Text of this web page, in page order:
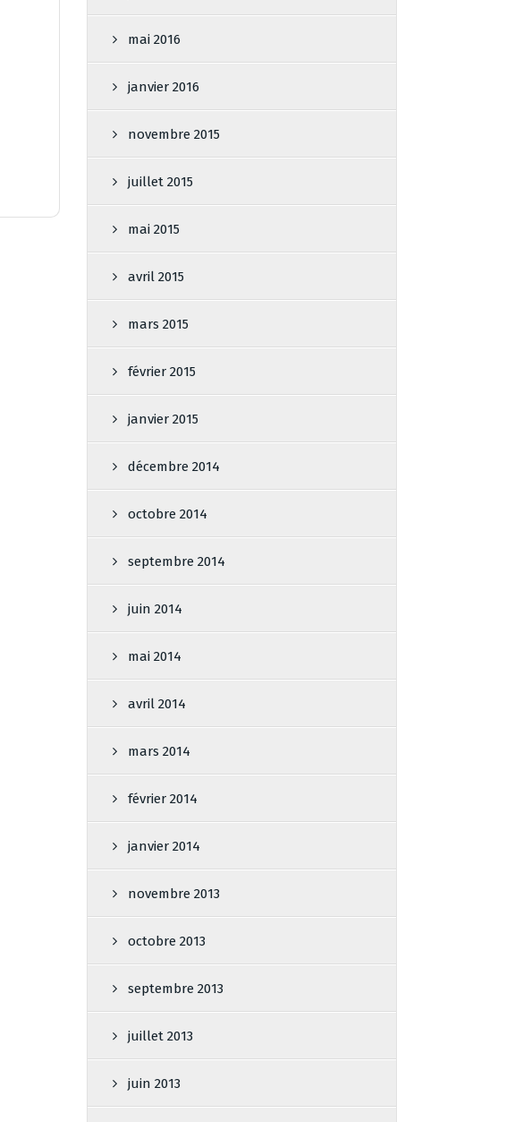
mai 2016
janvier 2016
novembre 2015
juillet 2015
mai 2015
avril 2015
mars 2015
février 2015
janvier 2015
décembre 2014
octobre 2014
septembre 2014
juin 2014
mai 2014
avril 2014
mars 2014
février 2014
janvier 2014
novembre 2013
octobre 2013
septembre 2013
juillet 2013
juin 2013